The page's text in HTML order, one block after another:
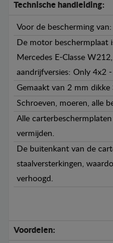
Technische handleiding:
Voor de bescherming
De motor beschermplaat
Mercedes E-Classe
aandrijfversies: Only 4x2
Gemaakt van 2 mm dikke
Schroeven, moeren, alle
Alle
vermijden.
De buitenkant van de
staalversterkingen,
verhoogd.
Voordelen: